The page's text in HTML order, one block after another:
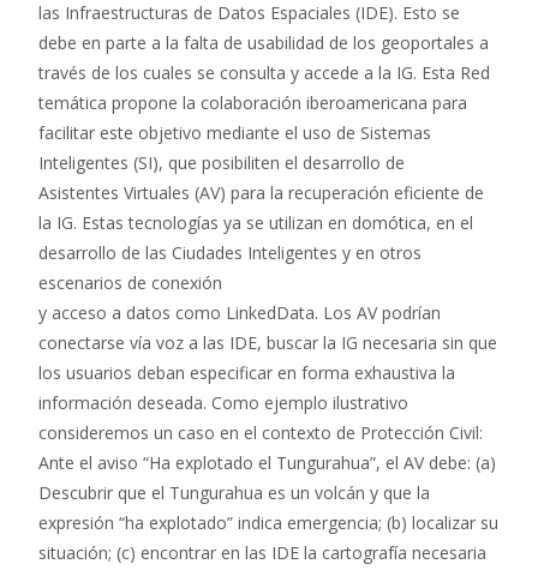
las Infraestructuras de Datos Espaciales (IDE). Esto se
debe en parte a la falta de usabilidad de los geoportales a
través de los cuales se consulta y accede a la IG. Esta Red
temática propone la colaboración iberoamericana para
facilitar este objetivo mediante el uso de Sistemas
Inteligentes (SI), que posibiliten el desarrollo de
Asistentes Virtuales (AV) para la recuperación eficiente de
la IG. Estas tecnologías ya se utilizan en domótica, en el
desarrollo de las Ciudades Inteligentes y en otros
escenarios de conexión
y acceso a datos como LinkedData. Los AV podrían
conectarse vía voz a las IDE, buscar la IG necesaria sin que
los usuarios deban especificar en forma exhaustiva la
información deseada. Como ejemplo ilustrativo
consideremos un caso en el contexto de Protección Civil:
Ante el aviso “Ha explotado el Tungurahua”, el AV debe: (a)
Descubrir que el Tungurahua es un volcán y que la
expresión “ha explotado” indica emergencia; (b) localizar su
situación; (c) encontrar en las IDE la cartografía necesaria